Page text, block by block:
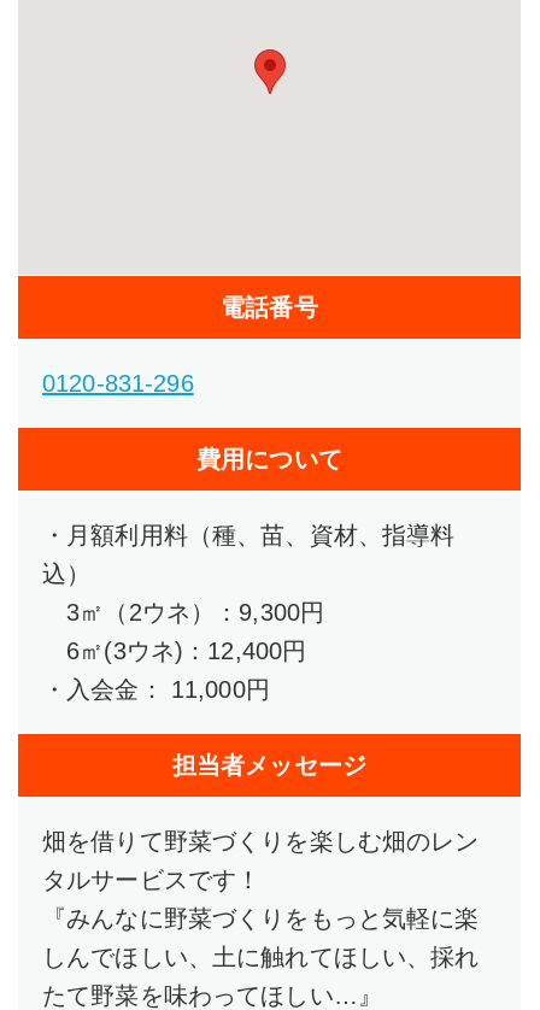
電話番号
0120-831-296
費用について
・月額利用料（種、苗、資材、指導料
込）
3㎡（2ウネ）：9,300円
6㎡(3ウネ)：12,400円
・入会金： 11,000円
担当者メッセージ
畑を借りて野菜づくりを楽しむ畑のレン
タルサービスです！
『みんなに野菜づくりをもっと気軽に楽
しんでほしい、土に触れてほしい、採れ
たて野菜を味わってほしい…』